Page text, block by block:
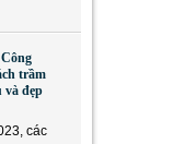
trầm
và đẹp
các